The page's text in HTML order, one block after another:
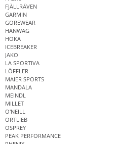
FJÄLLRÄVEN
GARMIN
GOREWEAR
HANWAG
HOKA
ICEBREAKER
JAKO
LA SPORTIVA
LÖFFLER
MAIER SPORTS
MANDALA
MEINDL
MILLET
O'NEILL
ORTLIEB
OSPREY
PEAK PERFORMANCE